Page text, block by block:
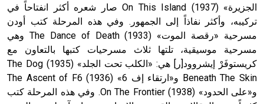
الجزيرة» (1937) On This Island صار شعره أكثر انفتاحاً في
تركيبه، وأكثر نفاذاً إلى الجمهور. وفي هذه المرحلة كتب أودن
مسرحية «رقصة الموت» (1933) The Dance of Death وهي
مسرحية موسيقية، تلتها ثلاث مسرحيات كتبها بالتعاون مع
كريستوفَرْ إيشروود[ر] هي: «الكلب تحت الجلد» (1935) The Dog
Beneath The Skin و«ارتقاء إف 6» (1936) The Ascent of F6
و«على الحدود» (1938) On The Frontier. وفي هذه المرحلة كتب